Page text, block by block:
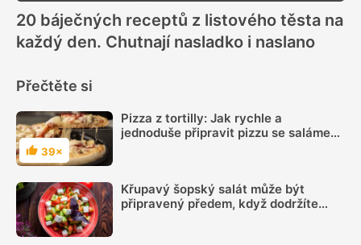
20 báječných receptů z listového těsta na
každý den. Chutnají nasladko i naslano
Přečtěte si
Hodnocení
39×
Pizza z tortilly: Jak rychle a
jednoduše připravit pizzu se salámem
Křupavý šopský salát může být
připravený předem, když dodržíte